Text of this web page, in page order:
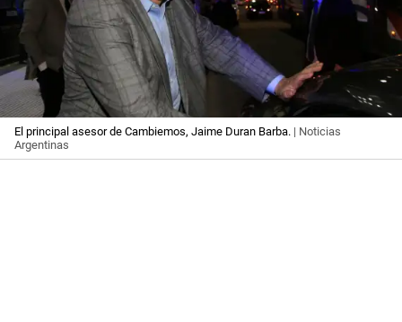
El principal asesor de Cambiemos, Jaime Duran Barba. | Noticias
Argentinas